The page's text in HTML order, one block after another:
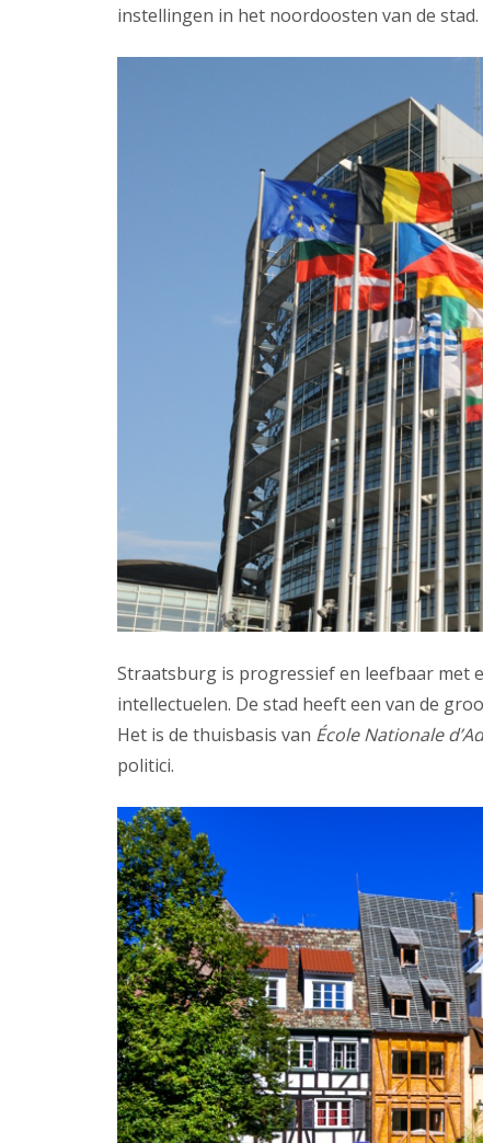
instellingen in het noordoosten van de stad.
Straatsburg is progressief en leefbaar met
intellectuelen. De stad heeft een van de
Het is de thuisbasis van École Nationale
politici.